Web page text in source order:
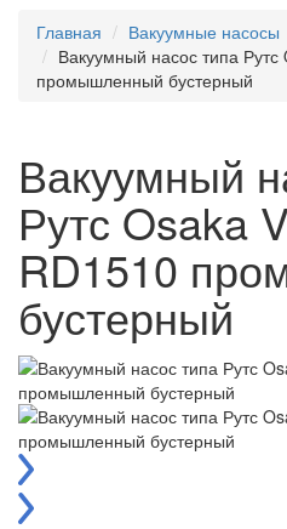
Главная
Вакуумные насосы
Вакуумный насос типа
промышленный бустерный
Вакуумный
Рутс Osaka
RD1510
бустерный